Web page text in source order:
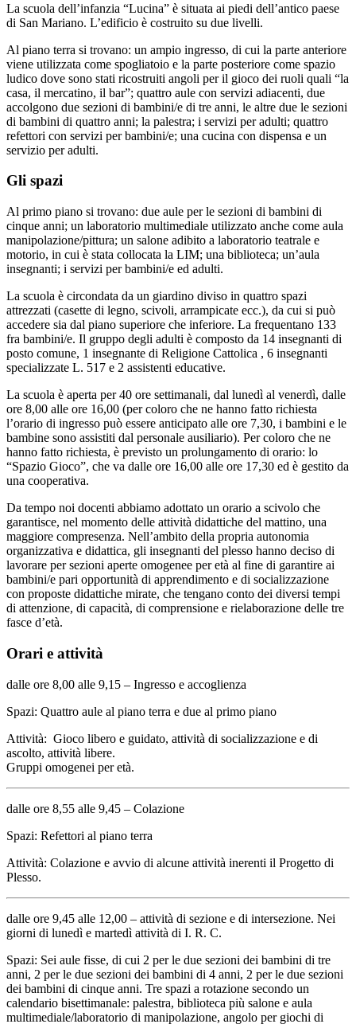
La scuola dell’infanzia “Lucina” è situata ai piedi dell’antico paese
di San Mariano. L’edificio è costruito su due livelli.
Al piano terra si trovano: un ampio ingresso, di cui la parte anteriore
viene utilizzata come spogliatoio e la parte posteriore come spazio
ludico dove sono stati ricostruiti angoli per il gioco dei ruoli quali “la
casa, il mercatino, il bar”; quattro aule con servizi adiacenti, due
accolgono due sezioni di bambini/e di tre anni, le altre due le sezioni
di bambini di quattro anni; la palestra; i servizi per adulti; quattro
refettori con servizi per bambini/e; una cucina con dispensa e un
servizio per adulti.
Gli spazi
Al primo piano si trovano: due aule per le sezioni di bambini di
cinque anni; un laboratorio multimediale utilizzato anche come aula
manipolazione/pittura; un salone adibito a laboratorio teatrale e
motorio, in cui è stata collocata la LIM; una biblioteca; un’aula
insegnanti; i servizi per bambini/e ed adulti.
La scuola è circondata da un giardino diviso in quattro spazi
attrezzati (casette di legno, scivoli, arrampicate ecc.), da cui si può
accedere sia dal piano superiore che inferiore. La frequentano 133
fra bambini/e. Il gruppo degli adulti è composto da 14 insegnanti di
posto comune, 1 insegnante di Religione Cattolica , 6 insegnanti
specializzate L. 517 e 2 assistenti educative.
La scuola è aperta per 40 ore settimanali, dal lunedì al venerdì, dalle
ore 8,00 alle ore 16,00 (per coloro che ne hanno fatto richiesta
l’orario di ingresso può essere anticipato alle ore 7,30, i bambini e le
bambine sono assistiti dal personale ausiliario). Per coloro che ne
hanno fatto richiesta, è previsto un prolungamento di orario: lo
“Spazio Gioco”, che va dalle ore 16,00 alle ore 17,30 ed è gestito da
una cooperativa.
Da tempo noi docenti abbiamo adottato un orario a scivolo che
garantisce, nel momento delle attività didattiche del mattino, una
maggiore compresenza. Nell’ambito della propria autonomia
organizzativa e didattica, gli insegnanti del plesso hanno deciso di
lavorare per sezioni aperte omogenee per età al fine di garantire ai
bambini/e pari opportunità di apprendimento e di socializzazione
con proposte didattiche mirate, che tengano conto dei diversi tempi
di attenzione, di capacità, di comprensione e rielaborazione delle tre
fasce d’età.
Orari e attività
dalle ore 8,00 alle 9,15 – Ingresso e accoglienza
Spazi: Quattro aule al piano terra e due al primo piano
Attività: Gioco libero e guidato, attività di socializzazione e di
ascolto, attività libere.
Gruppi omogenei per età.
dalle ore 8,55 alle 9,45 – Colazione
Spazi: Refettori al piano terra
Attività: Colazione e avvio di alcune attività inerenti il Progetto di
Plesso.
dalle ore 9,45 alle 12,00 – attività di sezione e di intersezione. Nei
giorni di lunedì e martedì attività di I. R. C.
Spazi: Sei aule fisse, di cui 2 per le due sezioni dei bambini di tre
anni, 2 per le due sezioni dei bambini di 4 anni, 2 per le due sezioni
dei bambini di cinque anni. Tre spazi a rotazione secondo un
calendario bisettimanale: palestra, biblioteca più salone e aula
multimediale/laboratorio di manipolazione, angolo per giochi di